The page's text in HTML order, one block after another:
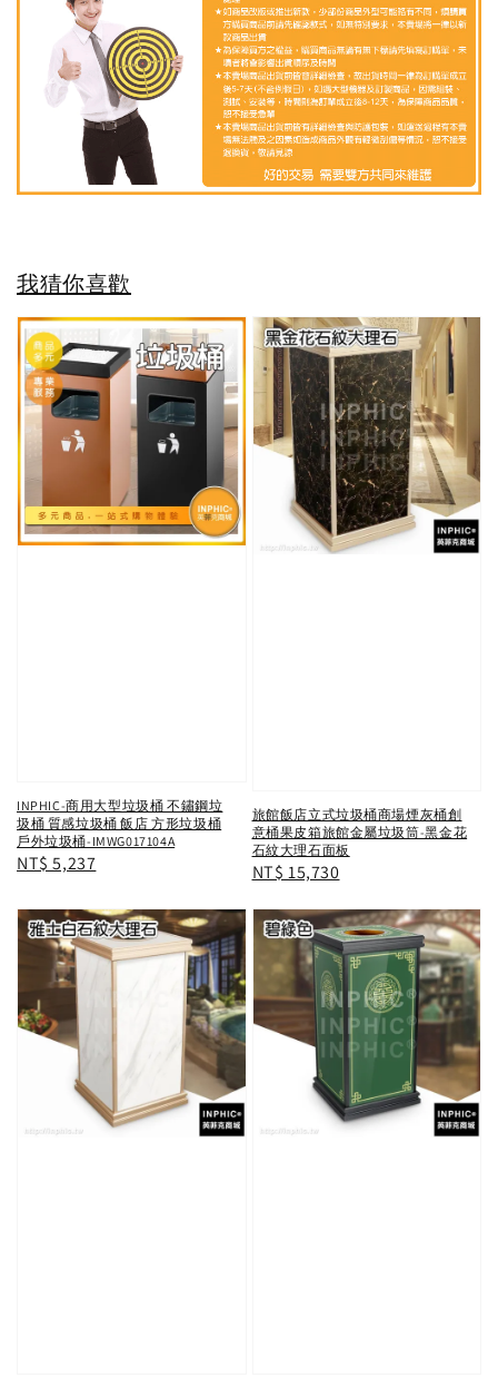
我猜你喜歡
INPHIC-商用大型垃圾桶 不鏽鋼垃
圾桶 質感垃圾桶 飯店 方形垃圾桶
戶外垃圾桶-IMWG017104A
Regular
NT$ 5,237
旅館飯店立式垃圾桶商場煙灰桶創
意桶果皮箱旅館金屬垃圾筒-黑金花
石紋大理石面板
Regular
NT$ 15,730